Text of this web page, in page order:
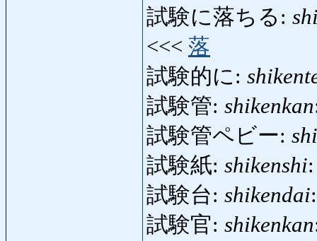
試験に落ちる:
<<< 落
試験的に:
試験管: shikenkan
試験管ペビー:
試験紙: shikenshi
試験台: shikendai
試験官: shikenkan